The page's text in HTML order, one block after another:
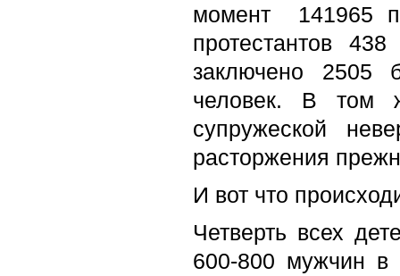
момент
141965
протестантов
заключено 2505
человек. В том
супружеской
расторжения
И вот что
Четверть всех
600-800 мужчин в